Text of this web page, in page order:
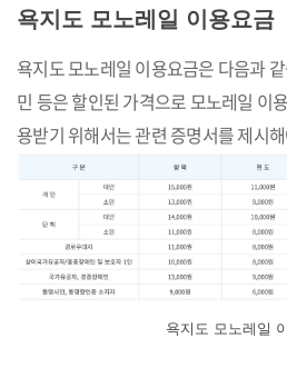
욕지도 모노레일 이용요금
욕지도 모노레일 이용요금은 다음과
민 등은 할인된 가격으로 모노레일 이
용받기 위해서는 관련 증명서를 제시
욕지도 모노레일